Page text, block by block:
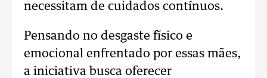
necessitam de cuidados contínuos.
Pensando no desgaste físico e
emocional enfrentado por essas mães,
a iniciativa busca oferecer